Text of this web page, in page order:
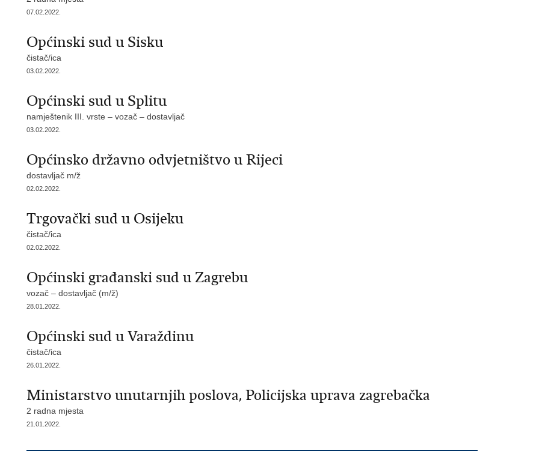
07.02.2022.
Općinski sud u Sisku
čistač/ica
03.02.2022.
Općinski sud u Splitu
namještenik III. vrste – vozač – dostavljač
03.02.2022.
Općinsko državno odvjetništvo u Rijeci
dostavljač m/ž
02.02.2022.
Trgovački sud u Osijeku
čistač/ica
02.02.2022.
Općinski građanski sud u Zagrebu
vozač – dostavljač (m/ž)
28.01.2022.
Općinski sud u Varaždinu
čistač/ica
26.01.2022.
Ministarstvo unutarnjih poslova, Policijska uprava zagrebačka
2 radna mjesta
21.01.2022.